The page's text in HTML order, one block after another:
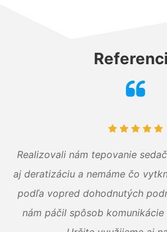
Realizovali nám tepovanie
aj deratizáciu a nemáme čo
podľa vopred dohodnutých
nám páčil spôsob